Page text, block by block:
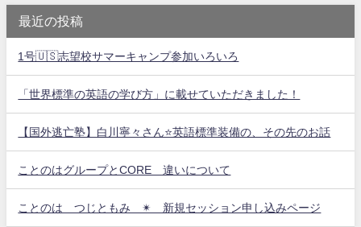
最近の投稿
1号🇺🇸志望校サマーキャンプ参加いろいろ
「世界標準の英語の学び方」に載せていただきました！
【国外逃亡塾】白川寧々さん⭐️英語標準装備の、その先のお話
ことのはグループとCORE 違いについて
ことのは つじともみ ✴︎ 新規セッション申し込みページ